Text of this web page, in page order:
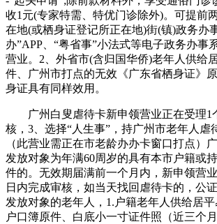
收1元(专家特需、特优门诊除外)。可提前
在地(或栖身证登记所正在地)街(镇)政务办
办”APP、“粤省事”小法式等电子政务办事
营业。2、外省市(含归国华侨)老年人供给
件、广州市打点的无效《广东省栖身证》
身证具有同样效用。
广州白叟虐待卡新申领营业正在受理1
核，3、选择“人生事”，持广州市老年人虐
（此营业需正在市老龄办办卡窗口打点）
发放对象为年满60周岁的具有本市户籍或
件的。无效期届满前一个月内，新申领营
日内完成审核，如当天找回虐待卡的，公
发放对象的老年人，1.户籍老年人供给居平
户口簿原件、白底小一寸证件照（近三个